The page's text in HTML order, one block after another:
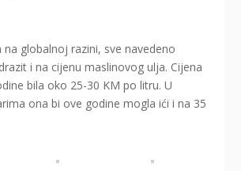
na globalnoj razini, sve navedeno
i na cijenu maslinovog ulja. Cijena
bila oko 25-30 KM po litru. U
ona bi ove godine mogla ići i na 35